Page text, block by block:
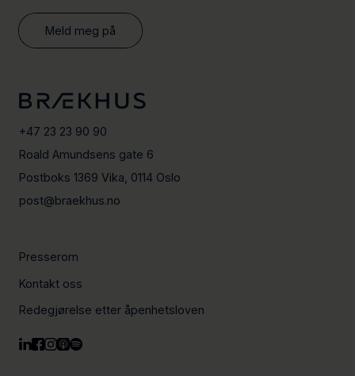
Meld meg på
+47 23 23 90 90
Roald Amundsens gate 6
Postboks 1369 Vika, 0114 Oslo
post@braekhus.no
Presserom
Kontakt oss
Redegjørelse etter åpenhetsloven